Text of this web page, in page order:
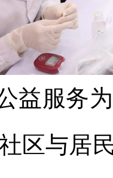
益服务
区与居